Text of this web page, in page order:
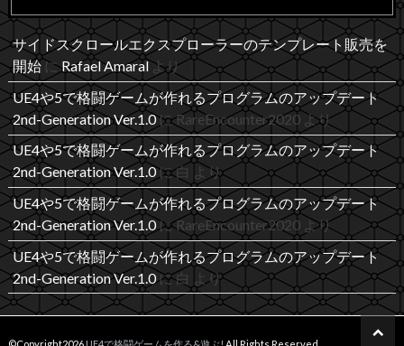
サイドスクロールエクスプローラーのテンプレート販売を
開始にRafael Amaralより
UE4や5で格闘ゲームが作れるプログラムのアップデート
2nd-Generation Ver.1.0にRareEncounter2020より
UE4や5で格闘ゲームが作れるプログラムのアップデート
2nd-Generation Ver.1.0に白 より
UE4や5で格闘ゲームが作れるプログラムのアップデート
2nd-Generation Ver.1.0にRareEncounter2020より
UE4や5で格闘ゲームが作れるプログラムのアップデート
2nd-Generation Ver.1.0に白 より
©Copyright2026 UE4で格闘ゲームを作る&遊ぶ! .All Rights Reserved.